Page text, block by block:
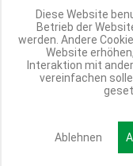
Werde Teil
Verpasse nie wieder
E-MAIL*
Diese Website
Betrieb der
werden. Andere
Website
Interaktion mit
vereinfachen
Ablehnen